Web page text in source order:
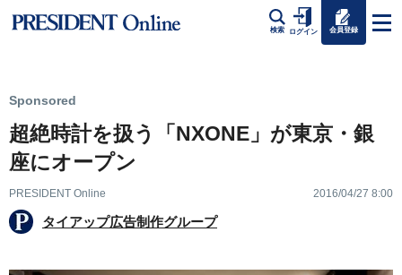
検索 ログイン 会員登録
Sponsored
超絶時計を扱う「NXONE」が東京・銀
座にオープン
PRESIDENT Online 2016/04/27 8:00
タイアップ広告制作グループ